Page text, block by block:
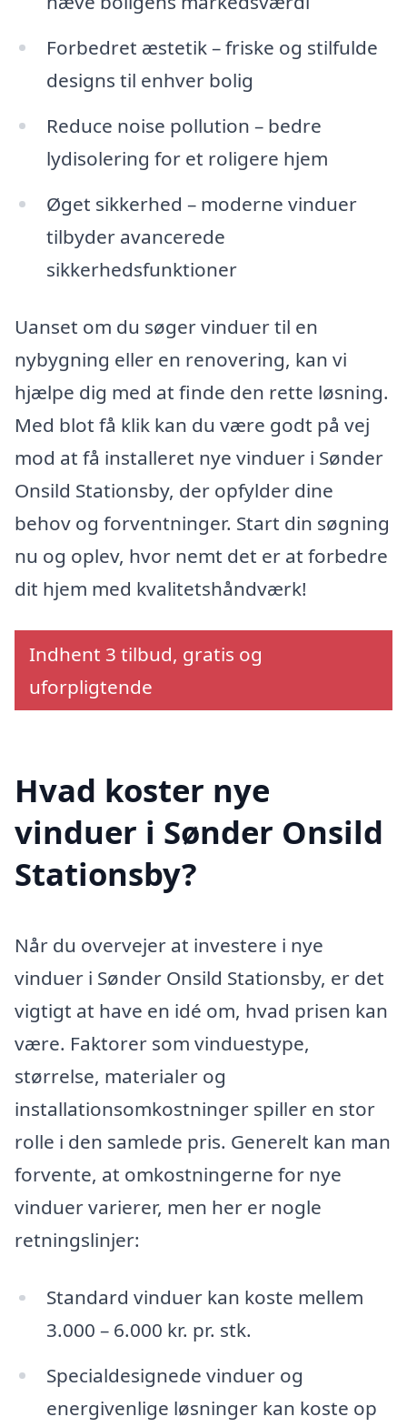
Forbedret æstetik – friske og stilfulde
designs til enhver bolig
Reduce noise pollution – bedre
lydisolering for et roligere hjem
Øget sikkerhed – moderne vinduer
tilbyder avancerede
sikkerhedsfunktioner
Uanset om du søger vinduer til en
nybygning eller en renovering, kan vi
hjælpe dig med at finde den rette løsning.
Med blot få klik kan du være godt på vej
mod at få installeret nye vinduer i Sønder
Onsild Stationsby, der opfylder dine
behov og forventninger. Start din søgning
nu og oplev, hvor nemt det er at forbedre
dit hjem med kvalitetshåndværk!
Indhent 3 tilbud, gratis og
uforpligtende
Hvad koster nye
vinduer i Sønder Onsild
Stationsby?
Når du overvejer at investere i nye
vinduer i Sønder Onsild Stationsby, er det
vigtigt at have en idé om, hvad prisen kan
være. Faktorer som vinduestype,
størrelse, materialer og
installationsomkostninger spiller en stor
rolle i den samlede pris. Generelt kan man
forvente, at omkostningerne for nye
vinduer varierer, men her er nogle
retningslinjer:
Standard vinduer kan koste mellem
3.000 – 6.000 kr. pr. stk.
Specialdesignede vinduer og
energivenlige løsninger kan koste op